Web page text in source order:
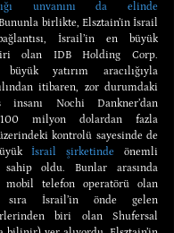
unvanını da elinde
Bununla birlikte, Elsztain’in İsrail
İsrail’in en büyük
olan IDB Holding Corp.
yatırım aracılığıyla
itibaren, zor durumdaki
Nochi Dankner’dan
kontrolü sayesinde de
İsrail şirketinde önemli
sahip oldu. Bunlar arasında
telefon operatörü olan
sıra İsrail’in önde gelen
biri olan Shufersal